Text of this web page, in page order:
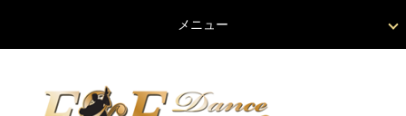
メニュー